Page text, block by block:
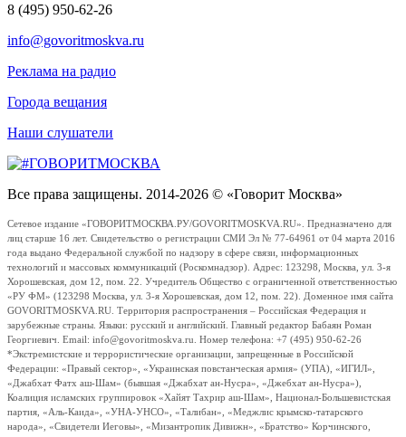
8 (495) 950-62-26
info@govoritmoskva.ru
Реклама на радио
Города вещания
Наши слушатели
Все права защищены. 2014-2026 © «Говорит Москва»
Сетевое издание «ГОВОРИТМОСКВА.РУ/GOVORITMOSKVA.RU». Предназначено для
лиц старше 16 лет. Свидетельство о регистрации СМИ Эл № 77-64961 от 04 марта 2016
года выдано Федеральной службой по надзору в сфере связи, информационных
технологий и массовых коммуникаций (Роскомнадзор). Адрес: 123298, Москва, ул. 3-я
Хорошевская, дом 12, пом. 22. Учредитель Общество с ограниченной ответственностью
«РУ ФМ» (123298 Москва, ул. 3-я Хорошевская, дом 12, пом. 22). Доменное имя сайта
GOVORITMOSKVA.RU. Территория распространения – Российская Федерация и
зарубежные страны. Языки: русский и английский. Главный редактор Бабаян Роман
Георгиевич. Email: info@govoritmoskva.ru. Номер телефона: +7 (495) 950-62-26
*Экстремистские и террористические организации, запрещенные в Российской
Федерации: «Правый сектор», «Украинская повстанческая армия» (УПА), «ИГИЛ»,
«Джабхат Фатх аш-Шам» (бывшая «Джабхат ан-Нусра», «Джебхат ан-Нусра»),
Коалиция исламских группировок «Хайят Тахрир аш-Шам», Национал-Большевистская
партия, «Аль-Каида», «УНА-УНСО», «Талибан», «Меджлис крымско-татарского
народа», «Свидетели Иеговы», «Мизантропик Дивижн», «Братство» Корчинского,